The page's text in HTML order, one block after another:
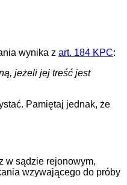
wynika z art. 184 KPC:
jeżeli jej treść jest
Pamiętaj jednak, że
w sądzie rejonowym,
wzywającego do próby